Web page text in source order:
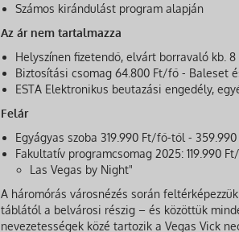
Számos kirándulást program alapján
Az ár nem tartalmazza
Helyszínen fizetendő, elvárt borravaló kb.
Biztosítási csomag 64.800 Ft/fő - Baleset
ESTA Elektronikus beutazási engedély,
Felár
Egyágyas szoba 319.990 Ft/fő-től -
Fakultatív programcsomag 2025: 119.990
Las Vegas by Night"
A háromórás városnézés során
táblától a belvárosi részig – és közöttük
nevezetességek közé tartozik a Vegas Vick